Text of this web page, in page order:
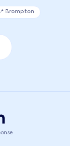
📍 Brompton